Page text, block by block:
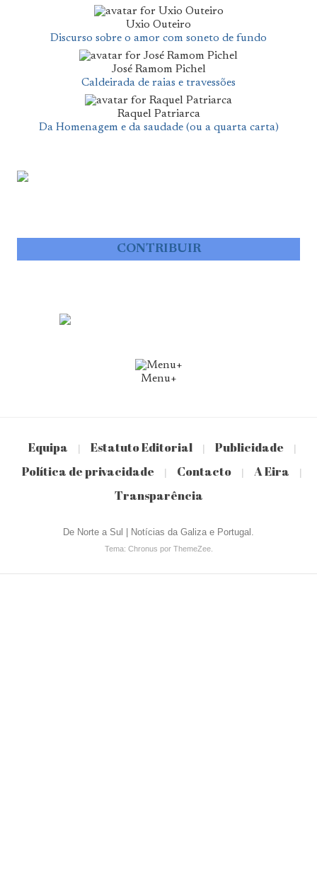
Uxio Outeiro
Discurso sobre o amor com soneto de fundo
José Ramom Pichel
Caldeirada de raias e travessões
Raquel Patriarca
Da Homenagem e da saudade (ou a quarta carta)
CONTRIBUIR
Menu+
Equipa | Estatuto Editorial | Publicidade |
Política de privacidade | Contacto | A Eira |
Transparência
De Norte a Sul | Notícias da Galiza e Portugal.
Tema: Chronus por ThemeZee.